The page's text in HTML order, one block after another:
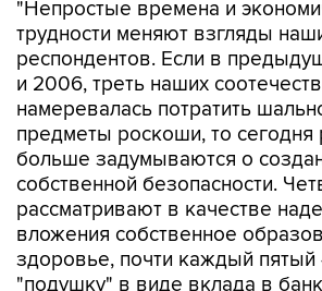
респондентов. Если в
и 2006, треть наших
намеревалась потратить
предметы роскоши, то сегодня
больше задумываются о
собственной безопасности.
рассматривают в качестве
вложения собственное
здоровье, почти каждый пятый
"подушку" в виде вклада в
эксперт.